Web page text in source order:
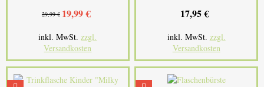
29,99 € 19,99 €
inkl. MwSt.zzgl.
Versandkosten
17,95 €
inkl. MwSt. zzgl.
Versandkosten